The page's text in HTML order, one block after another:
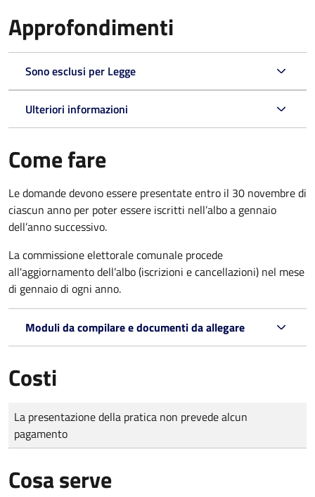
Approfondimenti
Sono esclusi per Legge
Ulteriori informazioni
Come fare
Le domandedevono essere presentate entro il 30 novembre di
ciascun anno per poter essere iscritti nell’albo a gennaio
dell’anno successivo.
La commissione elettorale comunale procede
all'aggiornamento dell’albo (iscrizioni e cancellazioni) nel mese
di gennaio di ogni anno.
Moduli da compilare e documenti da allegare
Costi
Tipo di pagamento
Importo
La presentazione della pratica non prevede alcun
pagamento
Cosa serve